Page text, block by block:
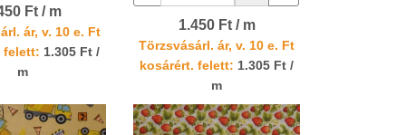
Ft / m
ár, v. 10 e. Ft
felett: 1.305 Ft /
m
1.450 Ft / m
Törzsvásárl. ár, v. 10 e. Ft
kosárért. felett: 1.305 Ft /
m